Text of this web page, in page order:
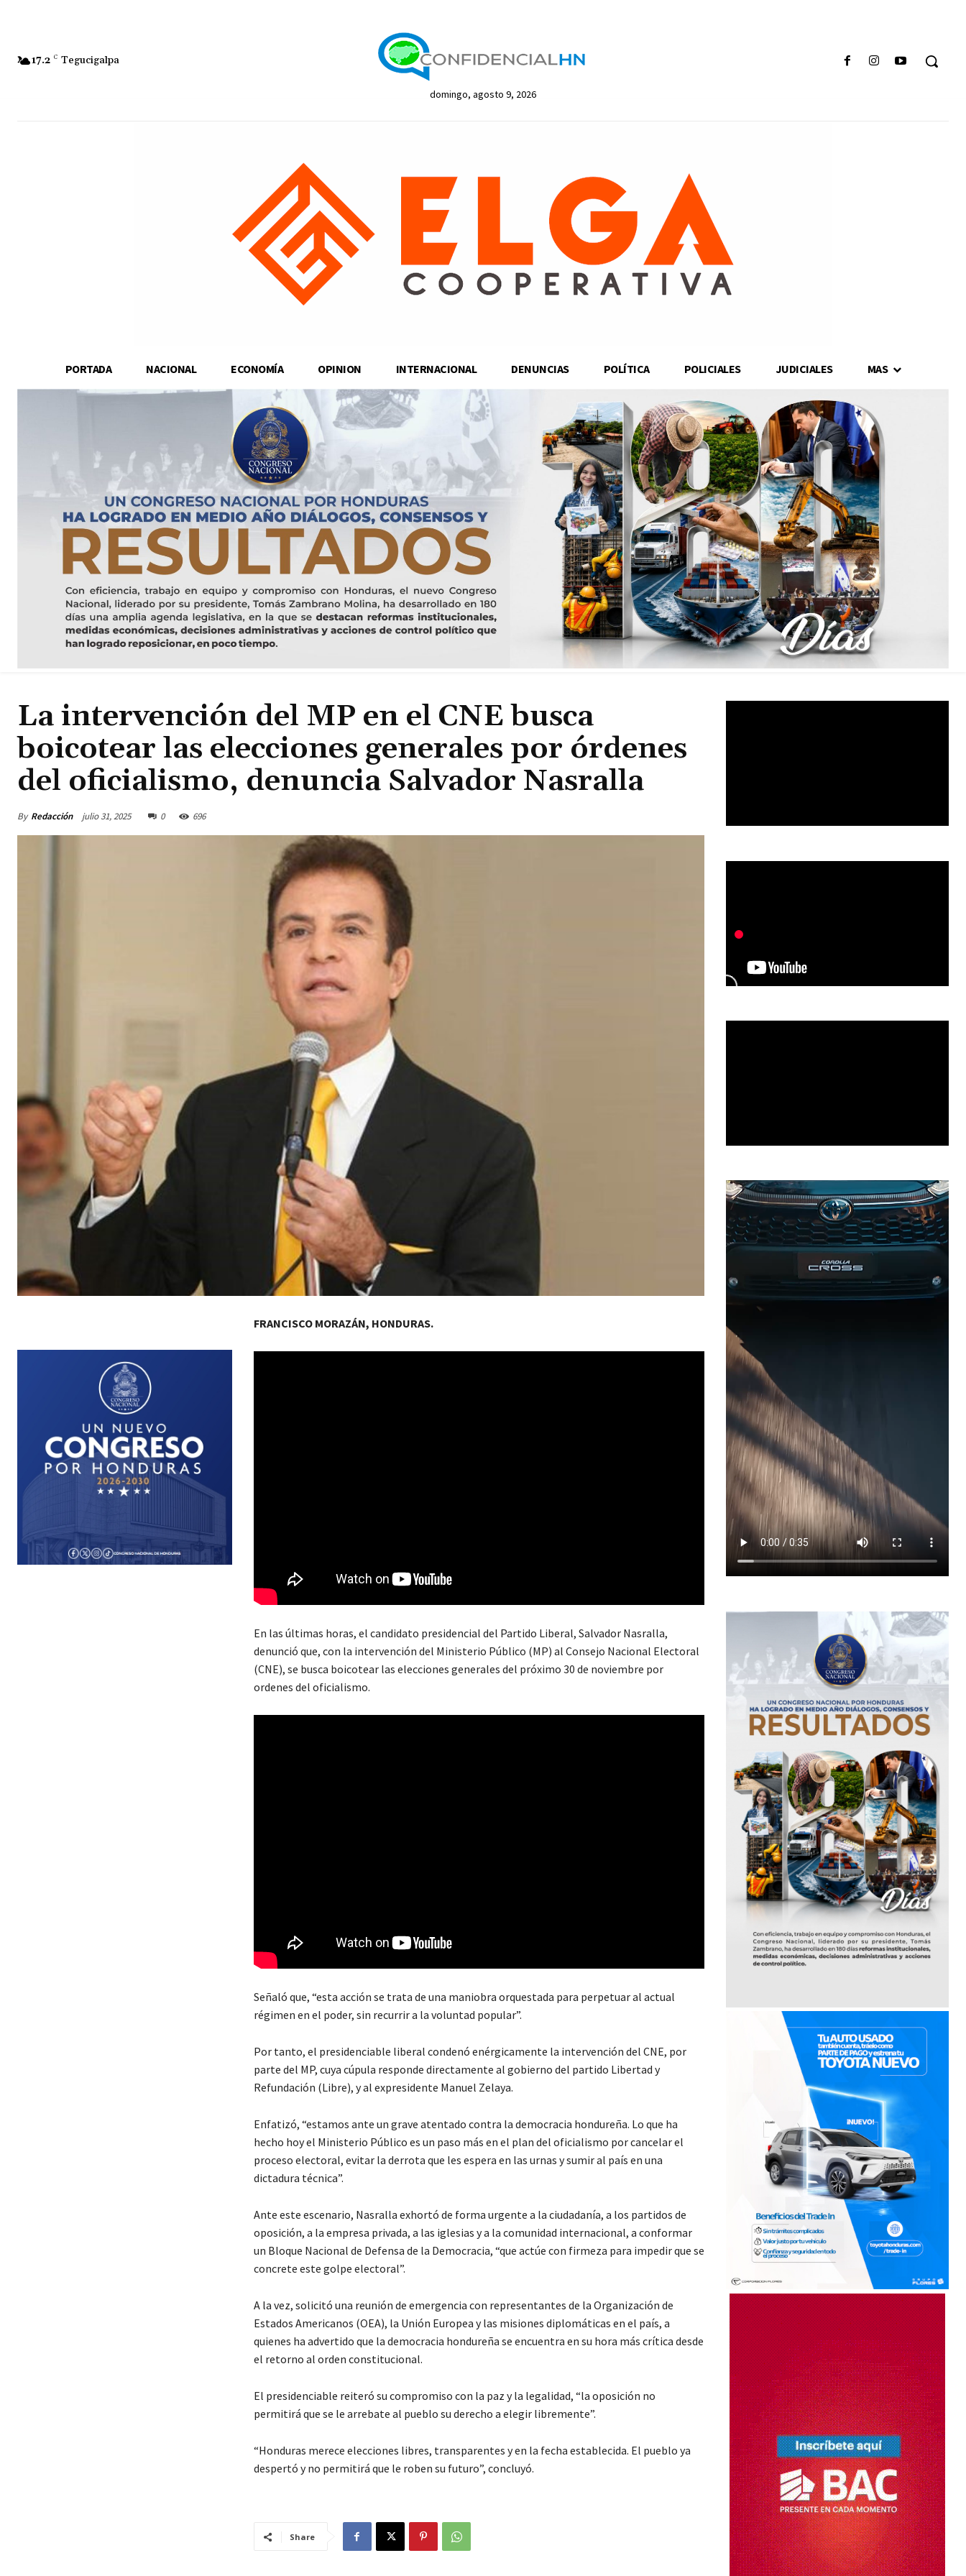
17.2 C Tegucigalpa
domingo, agosto 9, 2026
PORTADA NACIONAL ECONOMÍA OPINION INTERNACIONAL DENUNCIAS POLÍTICA POLICIALES JUDICIALES MAS
La intervención del MP en el CNE busca
boicotear las elecciones generales por órdenes
del oficialismo, denuncia Salvador Nasralla
By Redacción julio 31, 2025 0 696
FRANCISCO MORAZÁN, HONDURAS.
En las últimas horas, el candidato presidencial del Partido Liberal, Salvador Nasralla,
denunció que, con la intervención del Ministerio Público (MP) al Consejo Nacional Electoral
(CNE), se busca boicotear las elecciones generales del próximo 30 de noviembre por
ordenes del oficialismo.
Señaló que, “esta acción se trata de una maniobra orquestada para perpetuar al actual
régimen en el poder, sin recurrir a la voluntad popular”.
Por tanto, el presidenciable liberal condenó enérgicamente la intervención del CNE, por
parte del MP, cuya cúpula responde directamente al gobierno del partido Libertad y
Refundación (Libre), y al expresidente Manuel Zelaya.
Enfatizó, “estamos ante un grave atentado contra la democracia hondureña. Lo que ha
hecho hoy el Ministerio Público es un paso más en el plan del oficialismo por cancelar el
proceso electoral, evitar la derrota que les espera en las urnas y sumir al país en una
dictadura técnica”.
Ante este escenario, Nasralla exhortó de forma urgente a la ciudadanía, a los partidos de
oposición, a la empresa privada, a las iglesias y a la comunidad internacional, a conformar
un Bloque Nacional de Defensa de la Democracia, “que actúe con firmeza para impedir que se
concrete este golpe electoral”.
A la vez, solicitó una reunión de emergencia con representantes de la Organización de
Estados Americanos (OEA), la Unión Europea y las misiones diplomáticas en el país, a
quienes ha advertido que la democracia hondureña se encuentra en su hora más crítica desde
el retorno al orden constitucional.
El presidenciable reiteró su compromiso con la paz y la legalidad, “la oposición no
permitirá que se le arrebate al pueblo su derecho a elegir libremente”.
“Honduras merece elecciones libres, transparentes y en la fecha establecida. El pueblo ya
despertó y no permitirá que le roben su futuro”, concluyó.
Share